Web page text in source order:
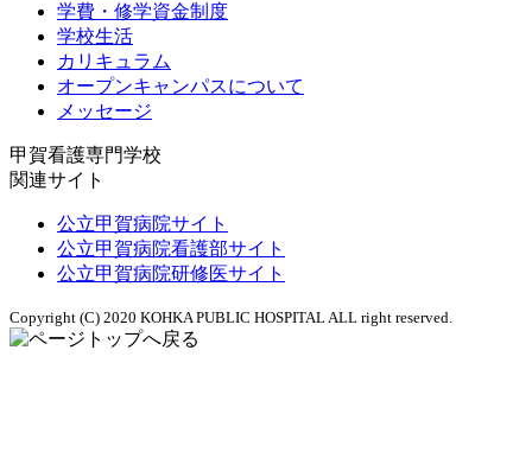
学費・修学資金制度
学校生活
カリキュラム
オープンキャンパスについて
メッセージ
甲賀看護専門学校
関連サイト
公立甲賀病院サイト
公立甲賀病院看護部サイト
公立甲賀病院研修医サイト
Copyright (C) 2020 KOHKA PUBLIC HOSPITAL ALL right reserved.